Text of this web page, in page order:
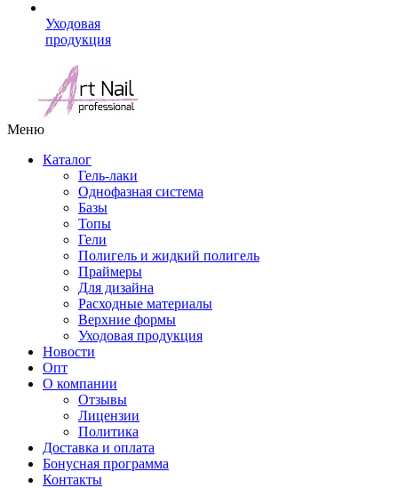
Уходовая
продукция
Меню
Каталог
Гель-лаки
Однофазная система
Базы
Топы
Гели
Полигель и жидкий полигель
Праймеры
Для дизайна
Расходные материалы
Верхние формы
Уходовая продукция
Новости
Опт
О компании
Отзывы
Лицензии
Политика
Доставка и оплата
Бонусная программа
Контакты